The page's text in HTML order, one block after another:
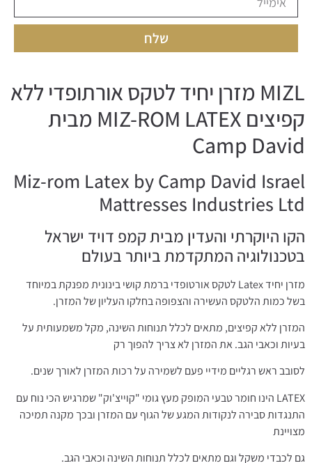
שלח
MIZL מזרן יחיד לטקס אורתופדי ללא
קפיצים MIZ-ROM LATEX מבית
Camp David
Miz-rom Latex by Camp David Israel
Mattresses Industries Ltd
הקו היוקרתי והעדין מבית קמפ דויד ישראל
בטכנולוגיה המתקדמת ביותר בעולם
מזרן יחיד Latex לטקס אורטופדי ברמת קושי בינונית מפנקת במיוחד
בשל כמות הלטקס העשירה והצפופה בחלקו העליון של המזרן.
המזרן ללא קפיצים, מתאים לכלל תנוחות השינה, מקל משמעותית על
בעיות וכאבי הגב. את המזרן לא צריך להפוך רק
לסובב ראש רגליים מידיי פעם לשמירה על רכות המזרן לאורך שנים.
LATEX הינו חומר טבעי המופק מעץ גומי "קוייצ'וק" שמרגיש הכי נוח עם
התנגדות סבירה לנקודות המגע של הגוף עם המזרן ובכך מקנה תמיכה
מצויינת
גם לכבדי משקל וגם מתאים לכלל תנוחות השינה וכאבי הגב.